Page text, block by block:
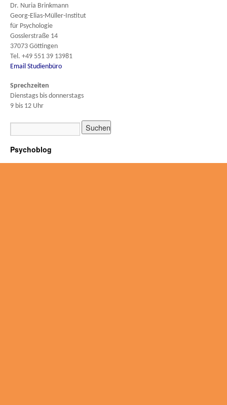
Dr. Nuria Brinkmann
Georg-Elias-Müller-Institut
für Psychologie
Gosslerstraße 14
37073 Göttingen
Tel. +49 551 39 13981
Email Studienbüro
Sprechzeiten
Dienstags bis donnerstags
9 bis 12 Uhr
Psychoblog